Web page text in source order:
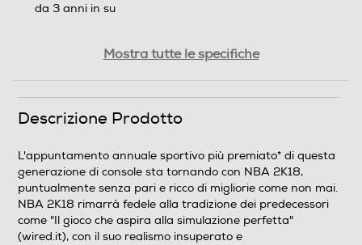
da 3 anni in su
ATTAQ, MAGLIA DI SHAQ + ABBIGLIAMENTO Il mio
DI SHAQ, 5 CARTE SHAQ la mia SQUADRA, POSTER DI
SHAQ
Informazioni sulla sicurezza del prodotto
Mostra tutte le specifiche
Descrizione Prodotto
L'appuntamento annuale sportivo più premiato* di questa
generazione di console sta tornando con NBA 2K18,
puntualmente senza pari e ricco di migliorie come non mai.
NBA 2K18 rimarrà fedele alla tradizione dei predecessori
come "Il gioco che aspira alla simulazione perfetta"
(wired.it), con il suo realismo insuperato e